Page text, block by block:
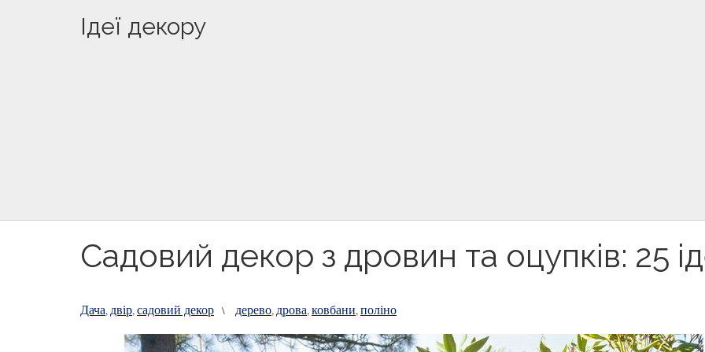
Ідеї декору
Садовий декор з дровин та оцупків: 25
Дача, двір,садовий декор \ дерево, дрова,ковбани,поліно